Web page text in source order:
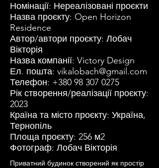
Номінації: Нереалізовані проєкти
Назва проєкту: Open Horizon
Residence
Автор/автори проєкту: Лобач
Вікторія
Назва компанії: Victory Design
Ел. пошта: vikalobach@gmail.com
Телефон: +380 98 307 0275
Рік створення/реалізації проєкту:
2023
Країна та місто проєкту: Україна,
Тернопіль
Площа проєкту: 256 м2
Фотограф: Лобач Вікторія
Приватний будинок створений як простір